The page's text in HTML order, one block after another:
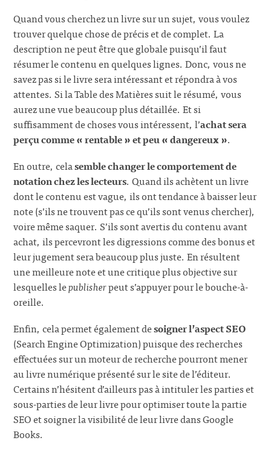
Quand vous cherchez un livre sur un sujet, vous voulez
trouver quelque chose de précis et de complet. La
description ne peut être que globale puisqu’il faut
résumer le contenu en quelques lignes. Donc, vous ne
savez pas si le livre sera intéressant et répondra à vos
attentes. Si la Table des Matières suit le résumé, vous
aurez une vue beaucoup plus détaillée. Et si
suffisamment de choses vous intéressent, l’achat sera
perçu comme « rentable » et peu « dangereux ».
En outre, celasemble changer le comportement de
notation chez les lecteurs. Quand ils achètent un livre
dont le contenu est vague, ils ont tendance à baisser leur
note (s’ils ne trouvent pas ce qu’ils sont venus chercher),
voire même saquer. S’ils sont avertis du contenu avant
achat, ils percevront les digressions comme des bonus et
leur jugement sera beaucoup plus juste. En résultent
une meilleure note et une critique plus objective sur
lesquelles lepublisherpeut s’appuyer pour le bouche-à-
oreille.
Enfin, cela permet également desoigner l’aspect SEO
(Search Engine Optimization) puisque des recherches
effectuées sur un moteur de recherche pourront mener
au livre numérique présenté sur le site de l’éditeur.
Certains n’hésitent d’ailleurs pas à intituler les parties et
sous-parties de leur livre pour optimiser toute la partie
SEO et soigner la visibilité de leur livre dans Google
Books.